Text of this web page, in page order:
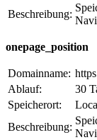
Beschreibung:
onepage_position
Domainname:
Ablauf:
30
Speicherort:
Beschreibung: